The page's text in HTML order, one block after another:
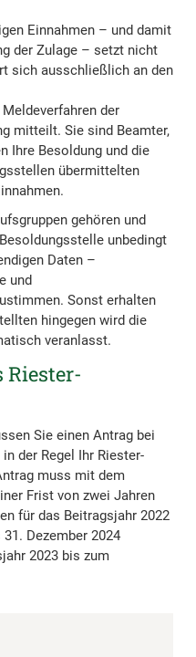
Einnahmen – und damit
der Zulage – setzt nicht
sich ausschließlich an den
der
mitteilt. Sie sind Beamter,
Ihre Besoldung und die
übermittelten
gehören und
unbedingt
Daten –
und
Sonst erhalten
hingegen wird die
veranlasst.
Sie einen Antrag bei
der Regel Ihr Riester-
muss mit dem
Frist von zwei Jahren
für das Beitragsjahr 2022
Dezember 2024
2023 bis zum